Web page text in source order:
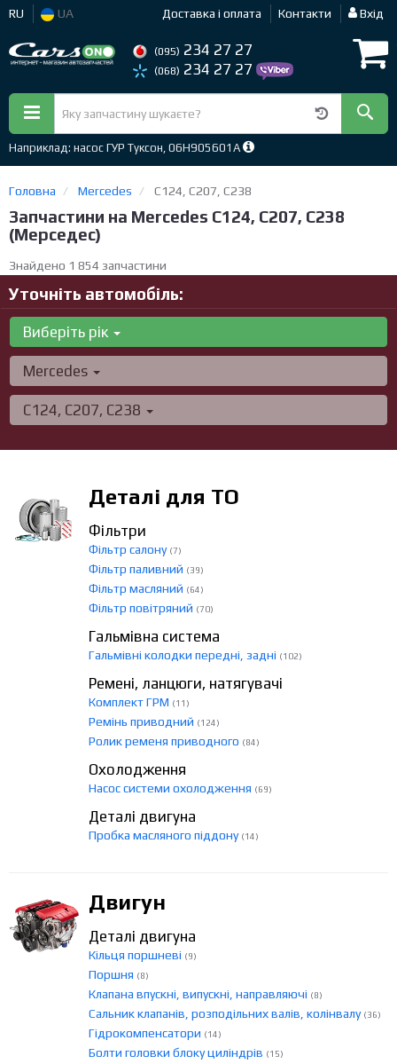
RU UA Доставка і оплата Контакти Вхід
(095) 234 27 27
(068) 234 27 27
Наприклад: насос ГУР Туксон, 06H905601A
Головна Mercedes C124, C207, C238
Запчастини на Mercedes C124, C207, C238
(Мерседес)
Знайдено 1 854 запчастини
Уточніть автомобіль:
Виберіть рік
Mercedes
C124, C207, C238
Деталі для ТО
Фільтри
Фільтр салону (7)
Фільтр паливний (39)
Фільтр масляний (64)
Фільтр повітряний (70)
Гальмівна система
Гальмівні колодки передні, задні (102)
Ремені, ланцюги, натягувачі
Комплект ГРМ (11)
Ремінь приводний (124)
Ролик ременя приводного (84)
Охолодження
Насос системи охолодження (69)
Деталі двигуна
Пробка масляного піддону (14)
Двигун
Деталі двигуна
Кільця поршневі (9)
Поршня (8)
Клапана впускні, випускні, направляючі (8)
Сальник клапанів, розподільних валів, колінвалу (36)
Гідрокомпенсатори (14)
Болти головки блоку циліндрів (15)